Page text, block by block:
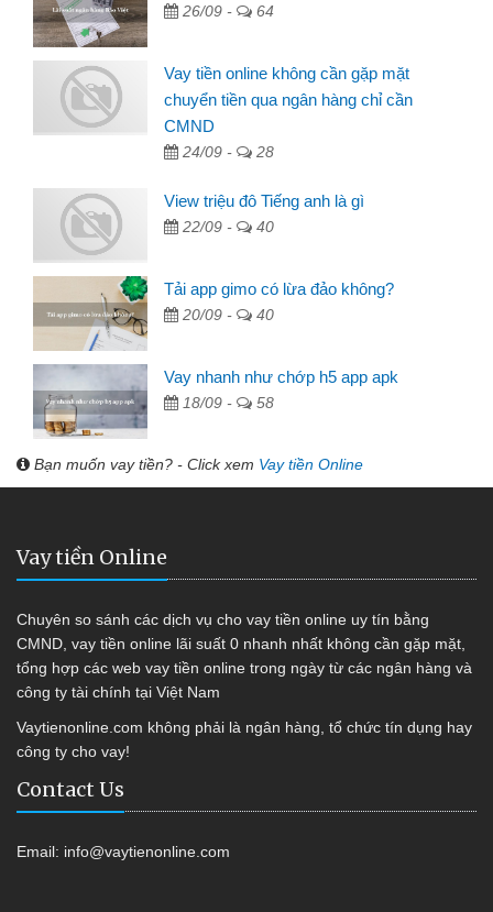
26/09 - 64
Vay tiền online không cần gặp mặt
chuyển tiền qua ngân hàng chỉ cần
CMND
24/09 - 28
View triệu đô Tiếng anh là gì
22/09 - 40
Tải app gimo có lừa đảo không?
20/09 - 40
Vay nhanh như chớp h5 app apk
18/09 - 58
Bạn muốn vay tiền? - Click xem Vay tiền Online
Vay tiền Online
Chuyên so sánh các dịch vụ cho vay tiền online uy tín bằng
CMND, vay tiền online lãi suất 0 nhanh nhất không cần gặp mặt,
tổng hợp các web vay tiền online trong ngày từ các ngân hàng và
công ty tài chính tại Việt Nam
Vaytienonline.com không phải là ngân hàng, tổ chức tín dụng hay
công ty cho vay!
Contact Us
Email: info@vaytienonline.com